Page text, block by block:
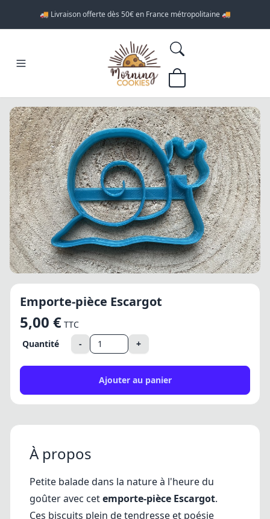
🚚 Livraison offerte dès 50€ en France métropolitaine 🚚
Emporte-pièce Escargot
5,00 € TTC
Quantité
- +
Ajouter au panier
À propos
Petite balade dans la nature à l'heure du
goûter avec cetemporte-pièce Escargot.
Ces biscuits plein de tendresse et poésie